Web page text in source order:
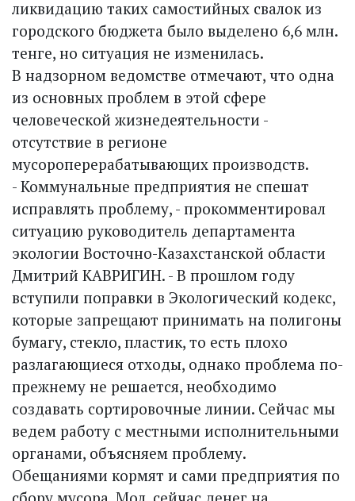
ликвидацию таких самостийных свалок из
городского бюджета было выделено 6,6 млн.
тенге, но ситуация не изменилась.
В надзорном ведомстве отмечают, что одна
из основных проблем в этой сфере
человеческой жизнедеятельности -
отсутствие в регионе
мусороперерабатывающих производств.
- Коммунальные предприятия не спешат
исправлять проблему, - прокомментировал
ситуацию руководитель департамента
экологии Восточно-Казахстанской области
Дмитрий КАВРИГИН. - В прошлом году
вступили поправки в Экологический кодекс,
которые запрещают принимать на полигоны
бумагу, стекло, пластик, то есть плохо
разлагающиеся отходы, однако проблема по-
прежнему не решается, необходимо
создавать сортировочные линии. Сейчас мы
ведем работу с местными исполнительными
органами, объясняем проблему.
Обещаниями кормят и сами предприятия по